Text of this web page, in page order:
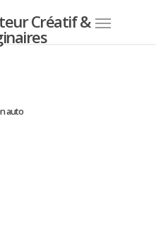
Créatif &
auto